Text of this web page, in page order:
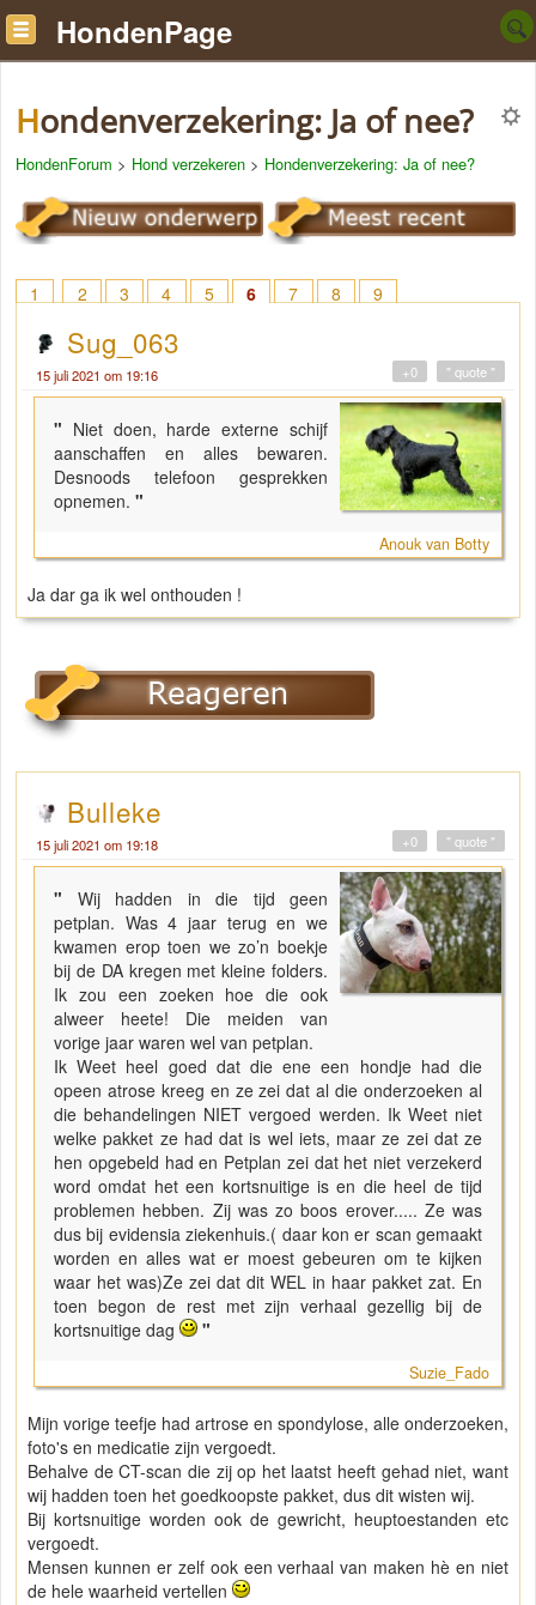
HondenPage
Hondenverzekering: Ja of nee?
HondenForum > Hond verzekeren > Hondenverzekering: Ja of nee?
1 2 3 4 5 6 7 8 9
Sug_063
15 juli 2021 om 19:16 " quote "
+0
" Niet doen, harde externe schijf
aanschaffen en alles bewaren.
Desnoods telefoon gesprekken
opnemen. "
Anouk van Botty
Ja dar ga ik wel onthouden !
Bulleke
15 juli 2021 om 19:18 " quote "
+0
" Wij hadden in die tijd geen
petplan. Was 4 jaar terug en we
kwamen erop toen we zo’n boekje
bij de DA kregen met kleine folders.
Ik zou een zoeken hoe die ook
alweer heete! Die meiden van
vorige jaar waren wel van petplan.
Ik Weet heel goed dat die ene een hondje had die
opeen atrose kreeg en ze zei dat al die onderzoeken al
die behandelingen NIET vergoed werden. Ik Weet niet
welke pakket ze had dat is wel iets, maar ze zei dat ze
hen opgebeld had en Petplan zei dat het niet verzekerd
word omdat het een kortsnuitige is en die heel de tijd
problemen hebben. Zij was zo boos erover..... Ze was
dus bij evidensia ziekenhuis.( daar kon er scan gemaakt
worden en alles wat er moest gebeuren om te kijken
waar het was)Ze zei dat dit WEL in haar pakket zat. En
toen begon de rest met zijn verhaal gezellig bij de
kortsnuitige dag
"
Suzie_Fado
Mijn vorige teefje had artrose en spondylose, alle onderzoeken,
foto's en medicatie zijn vergoedt.
Behalve de CT-scan die zij op het laatst heeft gehad niet, want
wij hadden toen het goedkoopste pakket, dus dit wisten wij.
Bij kortsnuitige worden ook de gewricht, heuptoestanden etc
vergoedt.
Mensen kunnen er zelf ook een verhaal van maken hè en niet
de hele waarheid vertellen